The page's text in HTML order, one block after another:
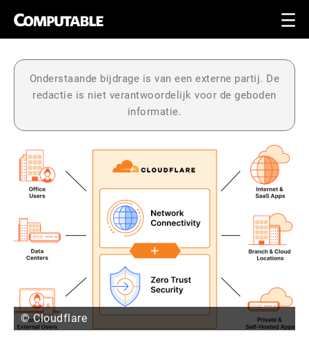
Onderstaande bijdrage is van een externe partij. De
redactie is niet verantwoordelijk voor de geboden
informatie.
© Cloudflare